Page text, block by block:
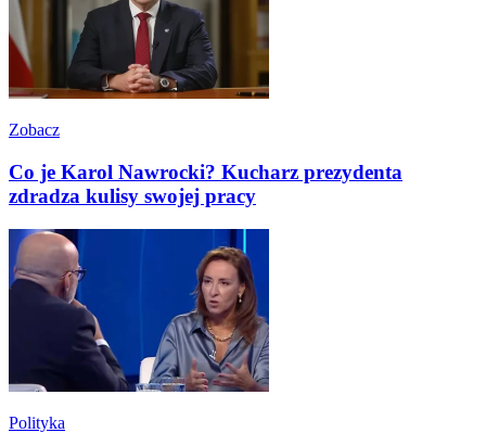
Zobacz
Co je Karol Nawrocki? Kucharz prezydenta
zdradza kulisy swojej pracy
Polityka